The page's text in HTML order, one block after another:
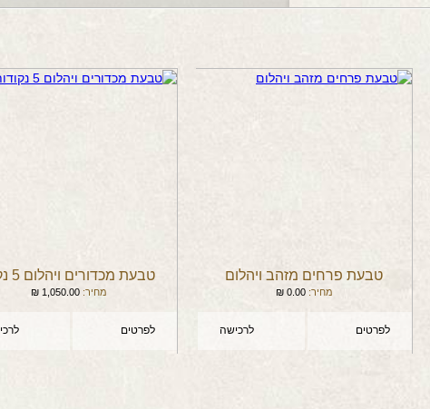
טבעת פרחים מזהב ויהלום
מחיר: 0.00
₪
לפרטים לרכישה
טבעת מכדורים ויהלום 5 נק...
מחיר: 1,050.00
₪
לפרטים